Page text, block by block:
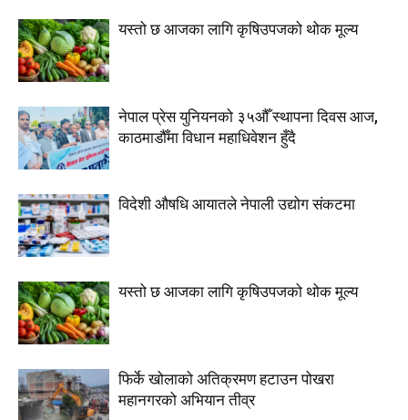
यस्तो छ आजका लागि कृषिउपजको थोक मूल्य
नेपाल प्रेस युनियनको ३५औँ स्थापना दिवस आज,
काठमाडौँमा विधान महाधिवेशन हुँदै
विदेशी औषधि आयातले नेपाली उद्योग संकटमा
यस्तो छ आजका लागि कृषिउपजको थोक मूल्य
फिर्के खोलाको अतिक्रमण हटाउन पोखरा
महानगरको अभियान तीव्र